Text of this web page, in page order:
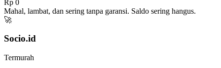
Rp 0
Mahal, lambat, dan sering tanpa garansi. Saldo sering hangus.
🚀
Socio.id
Termurah